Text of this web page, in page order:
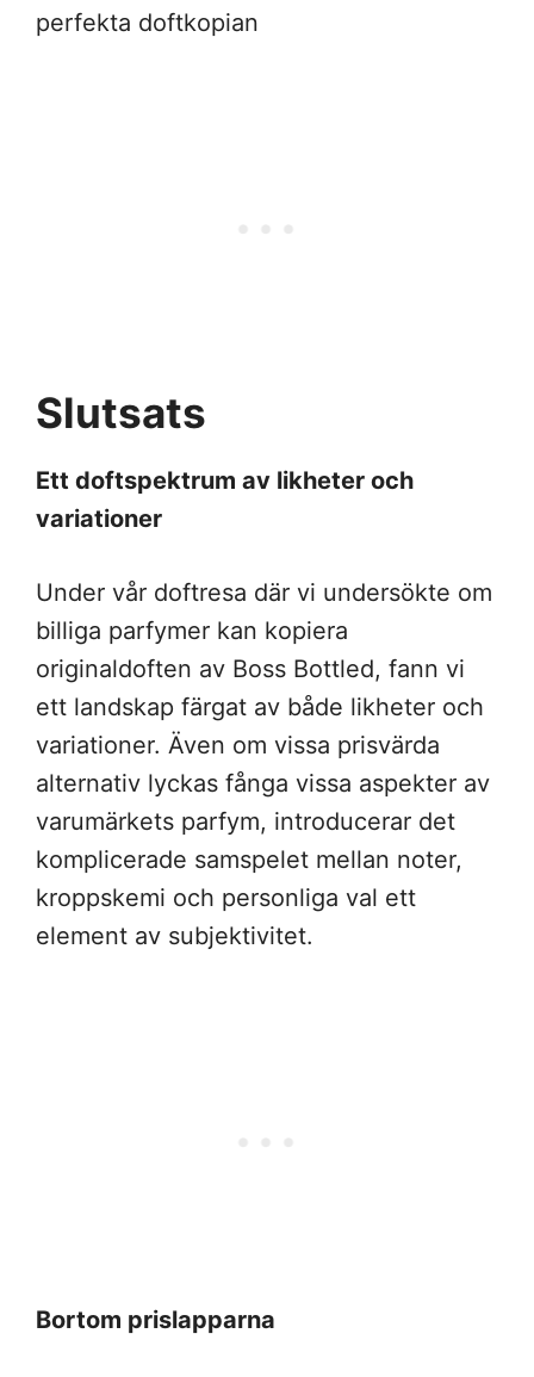
perfekta doftkopian
Slutsats
Ett doftspektrum av likheter och
variationer
Under vår doftresa där vi undersökte om
billiga parfymer kan kopiera
originaldoften av Boss Bottled, fann vi
ett landskap färgat av både likheter och
variationer. Även om vissa prisvärda
alternativ lyckas fånga vissa aspekter av
varumärkets parfym, introducerar det
komplicerade samspelet mellan noter,
kroppskemi och personliga val ett
element av subjektivitet.
Bortom prislapparna